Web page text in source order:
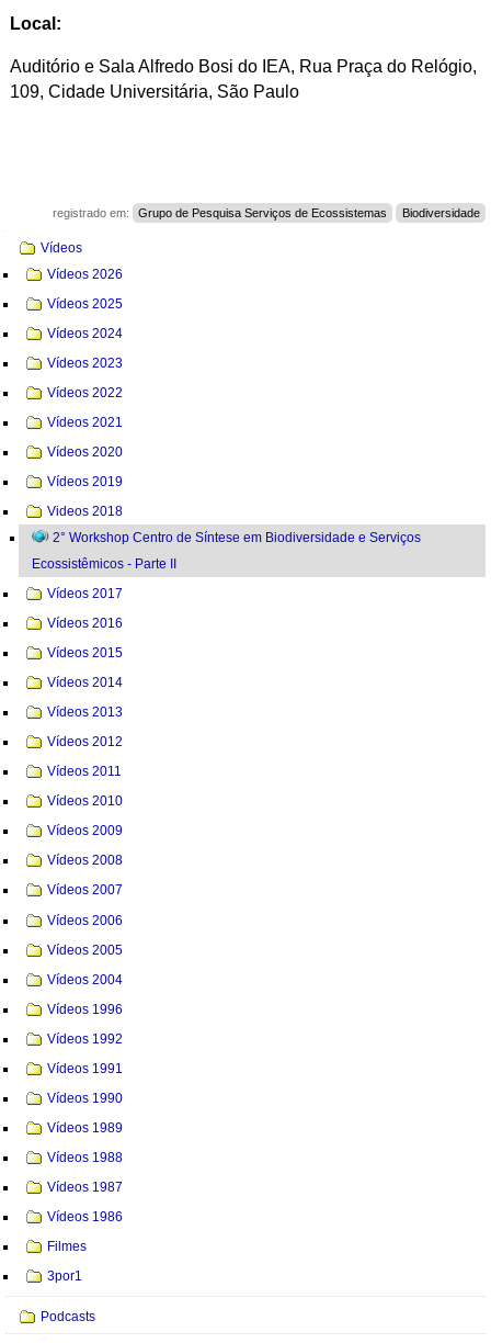
Local:
Auditório e Sala Alfredo Bosi do IEA, Rua Praça do Relógio,
109, Cidade Universitária, São Paulo
registrado em: Grupo de Pesquisa Serviços de Ecossistemas Biodiversidade
Vídeos
Vídeos 2026
Vídeos 2025
Vídeos 2024
Vídeos 2023
Vídeos 2022
Vídeos 2021
Vídeos 2020
Vídeos 2019
Videos 2018
2° Workshop Centro de Síntese em Biodiversidade e Serviços
Ecossistêmicos - Parte II
Vídeos 2017
Vídeos 2016
Vídeos 2015
Vídeos 2014
Vídeos 2013
Vídeos 2012
Vídeos 2011
Vídeos 2010
Vídeos 2009
Vídeos 2008
Vídeos 2007
Vídeos 2006
Vídeos 2005
Vídeos 2004
Vídeos 1996
Vídeos 1992
Vídeos 1991
Vídeos 1990
Vídeos 1989
Vídeos 1988
Vídeos 1987
Vídeos 1986
Filmes
3por1
Podcasts